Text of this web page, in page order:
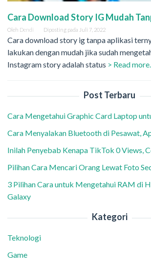
Cara Download Story IG Mudah
Oleh Dendi Diposting pada Juli 7, 2022
Cara download story ig tanpa aplikasi
lakukan dengan mudah jika sudah
Instagram story adalah status > Read
Post Terbaru
Cara Mengetahui Graphic Card Laptop
Cara Menyalakan Bluetooth di Pesawat,
Inilah Penyebab Kenapa TikTok 0 Views,
Pilihan Cara Mencari Orang Lewat Foto
3 Pilihan Cara untuk Mengetahui RAM di
Galaxy
Kategori
Teknologi
Game